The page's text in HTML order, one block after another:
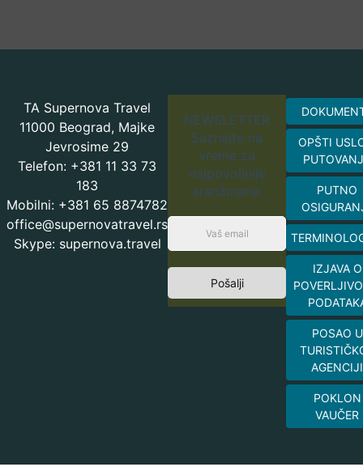
TA Supernova Travel
11000 Beograd, Majke
Jevrosime 29
Telefon: +381 11 33 73
183
Mobilni: +381 65 8874782
office@supernovatravel.rs
Skype: supernova.travel
NEWSLETTER
Saznajte na
vreme za
najpovoljnije
aranžmane.
Pošalji
OPŠTI
PUTNO
IZJAVA O
POSAO U
AGENCIJI
POKLON
VAUČER